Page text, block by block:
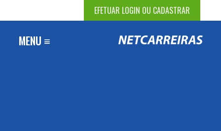
EFETUAR LOGIN OU CADASTRAR
MENU ≡